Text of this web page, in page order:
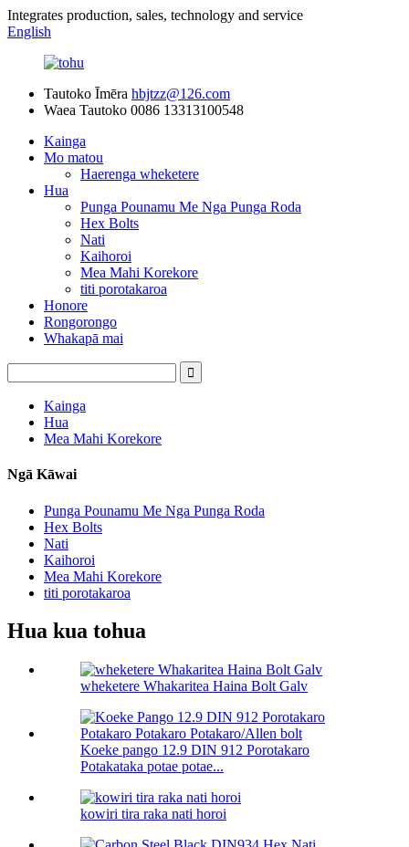
Integrates production, sales, technology and service
English
Tautoko Īmēra hbjtzz@126.com
Waea Tautoko 0086 13313100548
Kainga
Mo matou
Haerenga wheketere
Hua
Punga Pounamu Me Nga Punga Roda
Hex Bolts
Nati
Kaihoroi
Mea Mahi Korekore
titi porotakaroa
Honore
Rongorongo
Whakapā mai
Kainga
Hua
Mea Mahi Korekore
Ngā Kāwai
Punga Pounamu Me Nga Punga Roda
Hex Bolts
Nati
Kaihoroi
Mea Mahi Korekore
titi porotakaroa
Hua kua tohua
wheketere Whakaritea Haina Bolt Galv
Koeke pango 12.9 DIN 912 Porotakaro
Potakataka potae potae...
kowiri tira raka nati horoi